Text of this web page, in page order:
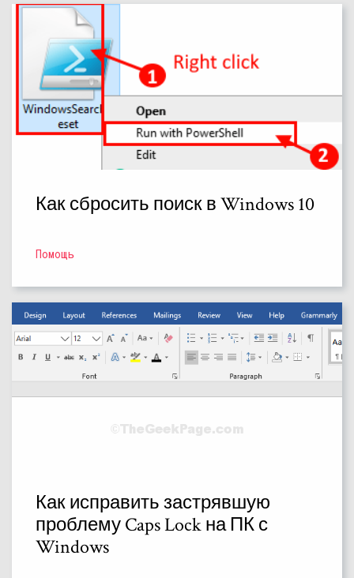
Как сбросить поиск в Windows 10
Помощь
Как исправить застрявшую
проблему Caps Lock на ПК с
Windows